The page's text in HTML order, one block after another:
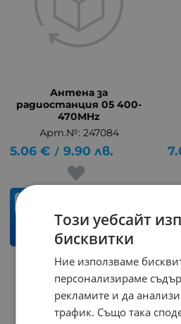
Антена за
радиостанция 05 400-
470MHz
Арт.№: 247084
5.06 € / 9.90 лв.
КУПИ
Този уебсайт
бисквитки
Ние използваме
персонализираме
рекламите и да
трафик. Също така